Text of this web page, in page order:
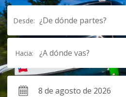
Desde: ¿De dónde partes?
Hacia: ¿A dónde vas?